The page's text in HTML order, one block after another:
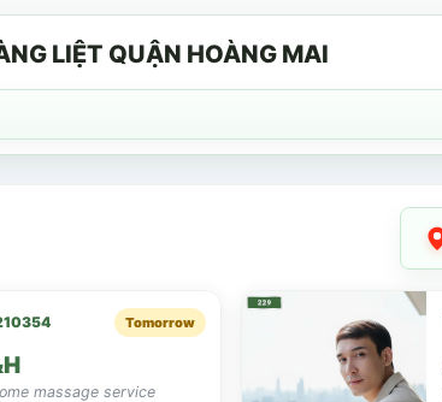
LIỆT QUẬN HOÀNG MAI
Tomorrow
massage service